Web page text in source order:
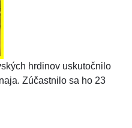
hrdinov uskutočnilo
Zúčastnilo sa ho 23